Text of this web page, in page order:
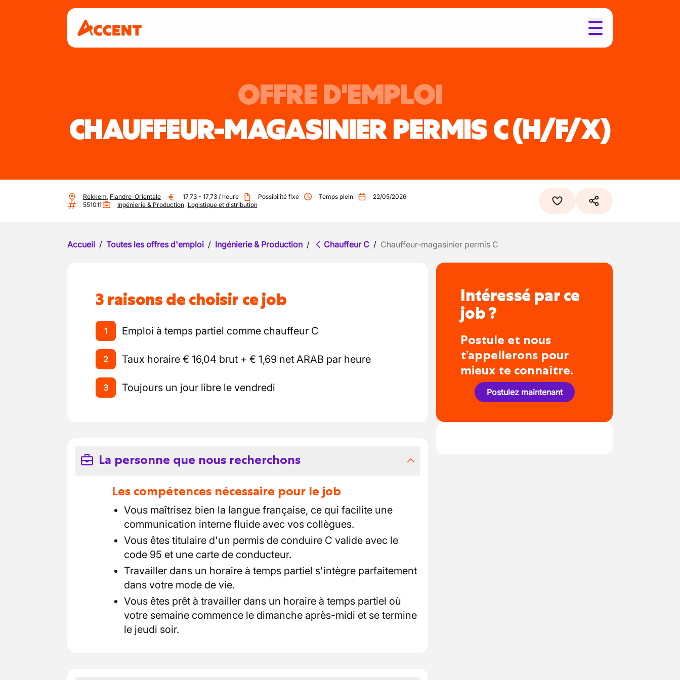
OFFRE D'EMPLOI
CHAUFFEUR-MAGASINIER PERMIS C(H/F/X)
Rekkem, Flandre-Orientale 17,73- 17,73/ heure Possibilité fixe Temps plein
22/05/2026
551011
Ingénierie & Production, Logistique et distribution
Accueil / Toutes les offres d'emploi / Ingénierie & Production / Chauffeur C / Chauffeur-magasinier permis C
3 raisons de choisir ce job
1 Emploi à temps partiel comme chauffeur C
2 Taux horaire € 16,04 brut + € 1,69 net ARAB par heure
3 Toujours un jour libre le vendredi
La personne que nous recherchons
Les compétences nécessaire pour le job
Vous maîtrisez bien la langue française, ce qui facilite une
communication interne fluide avec vos collègues.
Vous êtes titulaire d'un permis de conduire C valide avec le
code 95 et une carte de conducteur.
Travailler dans un horaire à temps partiel s'intègre parfaitement
dans votre mode de vie.
Vous êtes prêt à travailler dans un horaire à temps partiel où
votre semaine commence le dimanche après-midi et se termine
le jeudi soir.
Intéressé par ce
job ?
Postule et nous
t’appellerons pour
mieux te connaître.
Postulez maintenant